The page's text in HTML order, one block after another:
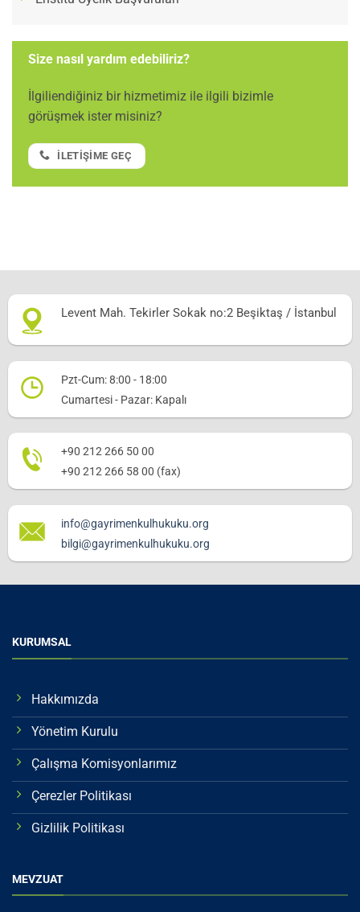
Size nasıl yardım edebiliriz?
İlgiliendiğiniz bir hizmetimiz ile ilgili bizimle
görüşmek ister misiniz?
İLETIŞIME GEÇ
Levent Mah. Tekirler Sokak no:2 Beşiktaş / İstanbul
Pzt-Cum: 8:00 - 18:00
Cumartesi - Pazar: Kapalı
+90 212 266 50 00
+90 212 266 58 00 (fax)
info@gayrimenkulhukuku.org
bilgi@gayrimenkulhukuku.org
KURUMSAL
Hakkımızda
Yönetim Kurulu
Çalışma Komisyonlarımız
Çerezler Politikası
Gizlilik Politikası
MEVZUAT